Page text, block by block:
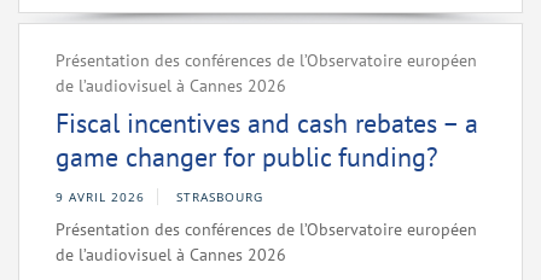
Présentation des conférences de l’Observatoire européen
de l’audiovisuel à Cannes 2026
Fiscal incentives and cash rebates – a
game changer for public funding?
9 AVRIL 2026 STRASBOURG
Présentation des conférences de l’Observatoire européen
de l’audiovisuel à Cannes 2026